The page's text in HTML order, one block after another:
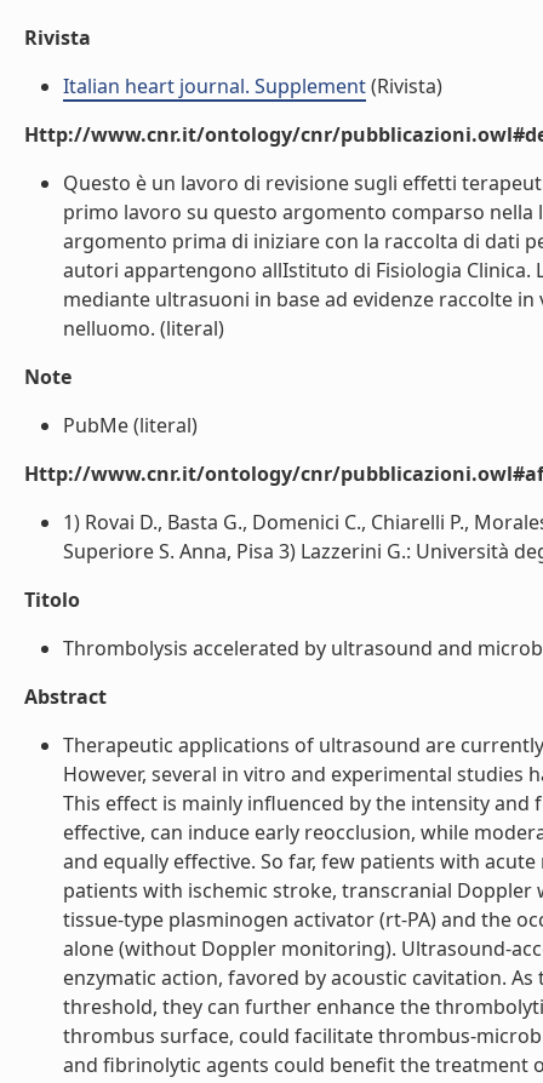
Rivista
Italian heart journal. Supplement(Rivista)
Http://www.cnr.it/ontology/cnr/
Questo è un lavoro di revisione sugli effetti
primo lavoro su questo argomento comparso
argomento prima di iniziare con la raccolta di dati
autori appartengono allIstituto di Fisiologia
mediante ultrasuoni in base ad evidenze raccolte
nelluomo. (literal)
Note
PubMe (literal)
Http://www.cnr.it/ontology/cnr/
1) Rovai D., Basta G., Domenici C., Chiarelli P.,
Superiore S. Anna, Pisa 3) Lazzerini G.: Università
Titolo
Thrombolysis accelerated by ultrasound and
Abstract
Therapeutic applications of ultrasound are
However, several in vitro and experimental
This effect is mainly influenced by the intensity
effective, can induce early reocclusion, while
and equally effective. So far, few patients with
patients with ischemic stroke, transcranial
tissue-type plasminogen activator (rt-PA) and the
alone (without Doppler monitoring). Ultrasound-
enzymatic action, favored by acoustic cavitation.
threshold, they can further enhance the
thrombus surface, could facilitate thrombus-
and fibrinolytic agents could benefit the treatment